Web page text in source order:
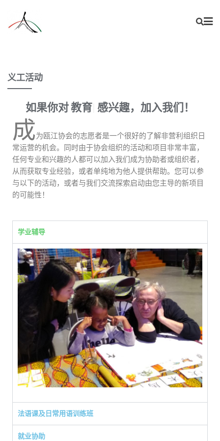
义工活动
如果你对教育 感兴趣，加入我们！
成为瓯江协会的志愿者是一个很好的了解非营利组织日
常运营的机会。同时由于协会组织的活动和项目非常丰富，
任何专业和兴趣的人都可以加入我们成为协助者或组织者，
从而获取专业经验，或者单纯地为他人提供帮助。您可以参
与以下的活动，或者与我们交流探索启动由您主导的新项目
的可能性！
学业辅导
法语课及日常用语训练班
就业协助